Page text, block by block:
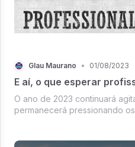
Glau Maurano • 01/08/2023
E aí, o que esperar
O ano de 2023 continuará
permanecerá pressionando
esperado. E por falar em